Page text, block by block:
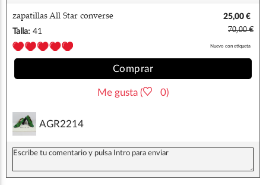
zapatillas All Star converse
25,00 €
Talla: 41 70,00 €
Nuevo con etiqueta
Comprar
Me gusta ( 0)
AGR2214